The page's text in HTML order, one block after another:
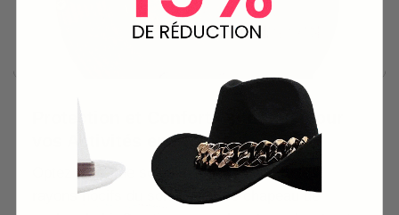
Protection et Confort Optimaux pour
vos Activités en Plein Air
Optez pour une solution efficace contre les
rayons nocifs du soleil avec ce chapeau de